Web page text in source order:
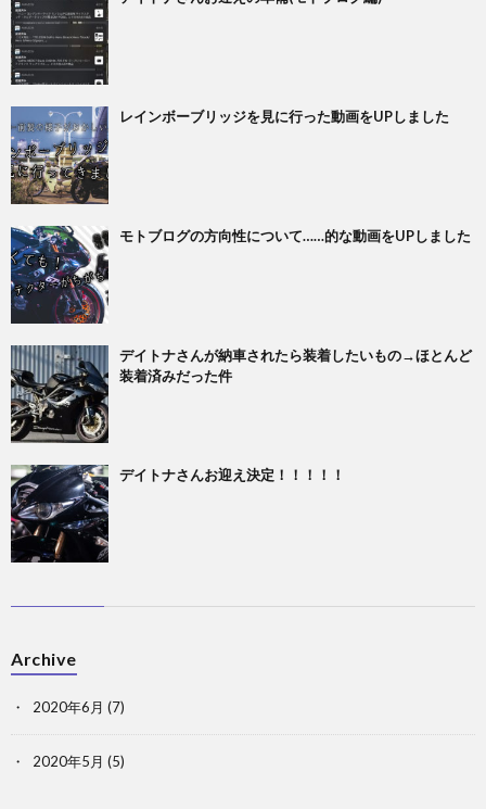
レインボーブリッジを見に行った動画をUPしました
モトブログの方向性について……的な動画をUPしました
デイトナさんが納車されたら装着したいもの→ほとんど
装着済みだった件
デイトナさんお迎え決定！！！！！
Archive
2020年6月 (7)
2020年5月 (5)